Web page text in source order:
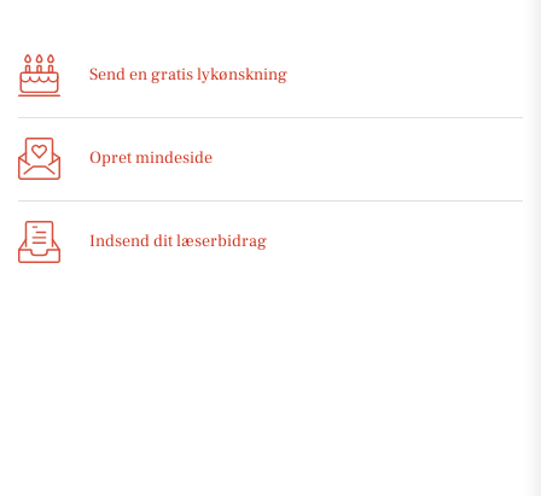
Send en gratis lykønskning
Opret mindeside
Indsend dit læserbidrag